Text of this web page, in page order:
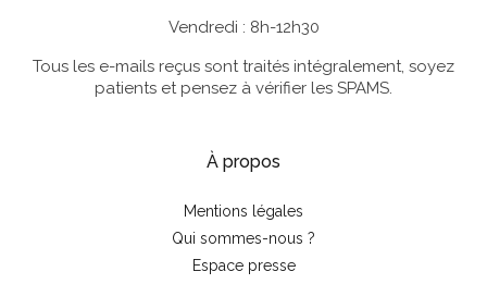
Vendredi : 8h-12h30
Tous les e-mails reçus sont traités intégralement, soyez
patients et pensez à vérifier les SPAMS.
À propos
Mentions légales
Qui sommes-nous ?
Espace presse